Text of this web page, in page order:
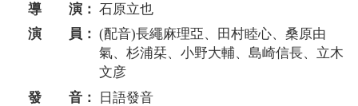
導 演： 石原立也
演 員： (配音)長繩麻理亞、田村睦心、桑原由
氣、杉浦栞、小野大輔、島崎信長、立木
文彦
發 音：
日語發音